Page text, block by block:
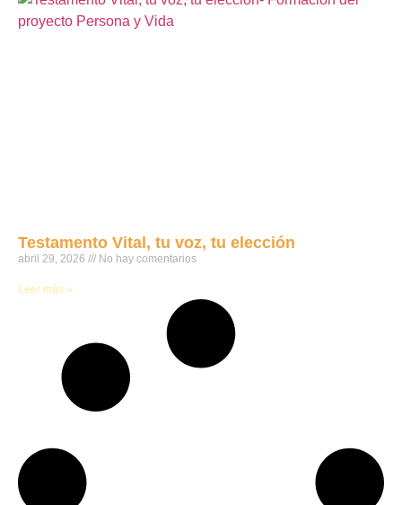
Testamento Vital, tu voz, tu elección
abril 29, 2026 No hay comentarios
Leer más »